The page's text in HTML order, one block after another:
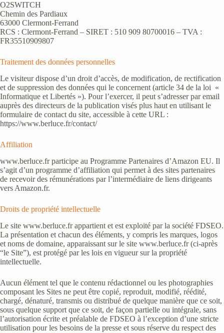
O2SWITCH
Chemin des Pardiaux
63000 Clermont-Ferrand
RCS : Clermont-Ferrand – SIRET : 510 909 80700016 – TVA :
FR35510909807
Traitement des données personnelles
Le visiteur dispose d’un droit d’accès, de modification, de rectification
et de suppression des données qui le concernent (article 34 de la loi «
Informatique et Libertés »). Pour l’exercer, il peut s’adresser par email
auprès des directeurs de la publication visés plus haut en utilisant le
formulaire de contact du site, accessible à cette URL :
https://www.berluce.fr/contact/
Affiliation
www.berluce.fr participe au Programme Partenaires d’Amazon EU. Il
s’agit d’un programme d’affiliation qui permet à des sites partenaires
de recevoir des rémunérations par l’intermédiaire de liens dirigeants
vers Amazon.fr.
Droits de propriété intellectuelle
Le site www.berluce.fr appartient et est exploité par la société FDSEO.
La présentation et chacun des éléments, y compris les marques, logos
et noms de domaine, apparaissant sur le site www.berluce.fr (ci-après
“le Site”), est protégé par les lois en vigueur sur la propriété
intellectuelle.
Aucun élément tel que le contenu rédactionnel ou les photographies
composant les Sites ne peut être copié, reproduit, modifié, réédité,
chargé, dénaturé, transmis ou distribué de quelque manière que ce soit,
sous quelque support que ce soit, de façon partielle ou intégrale, sans
l’autorisation écrite et préalable de FDSEO à l’exception d’une stricte
utilisation pour les besoins de la presse et sous réserve du respect des